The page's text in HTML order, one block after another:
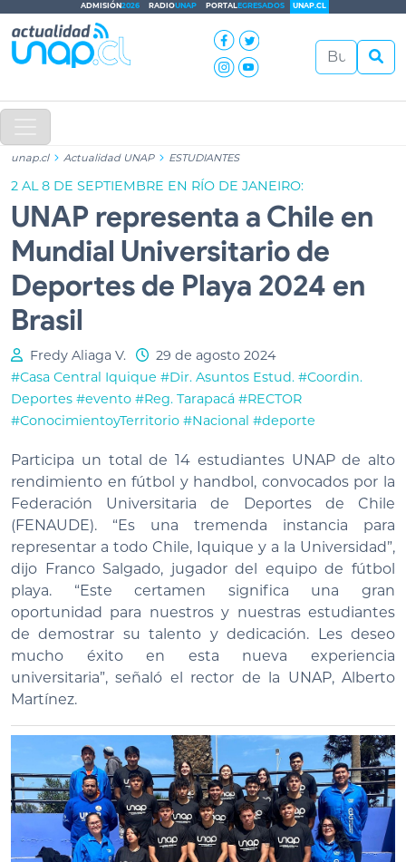
ADMISIÓN2026 RADIOUNAP PORTALEGRESADOS UNAP.CL
unap.cl Actualidad UNAP ESTUDIANTES
2 AL 8 DE SEPTIEMBRE EN RÍO DE JANEIRO:
UNAP representa a Chile en
Mundial Universitario de
Deportes de Playa 2024 en
Brasil
Fredy Aliaga V.
29 de agosto 2024
#Casa Central Iquique #Dir. Asuntos Estud. #Coordin.
Deportes #evento #Reg. Tarapacá #RECTOR
#ConocimientoyTerritorio #Nacional #deporte
Participa un total de 14 estudiantes UNAP de alto
rendimiento en fútbol y handbol, convocados por la
Federación Universitaria de Deportes de Chile
(FENAUDE). “Es una tremenda instancia para
representar a todo Chile, Iquique y a la Universidad”,
dijo Franco Salgado, jugador del equipo de fútbol
playa. “Este certamen significa una gran
oportunidad para nuestros y nuestras estudiantes
de demostrar su talento y dedicación. Les deseo
mucho éxito en esta nueva experiencia
universitaria”, señaló el rector de la UNAP, Alberto
Martínez.